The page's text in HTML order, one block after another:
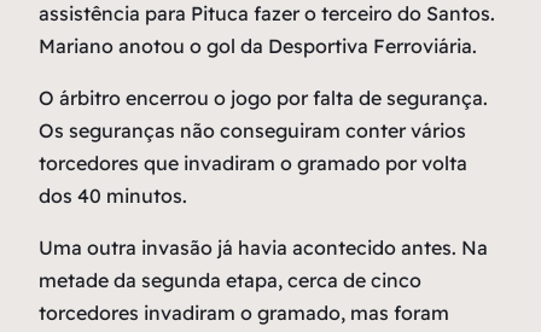
assistência para Pituca fazer o terceiro do Santos.
Mariano anotou o gol da Desportiva Ferroviária.
O árbitro encerrou o jogo por falta de segurança.
Os seguranças não conseguiram conter vários
torcedores que invadiram o gramado por volta
dos 40 minutos.
Uma outra invasão já havia acontecido antes. Na
metade da segunda etapa, cerca de cinco
torcedores invadiram o gramado, mas foram